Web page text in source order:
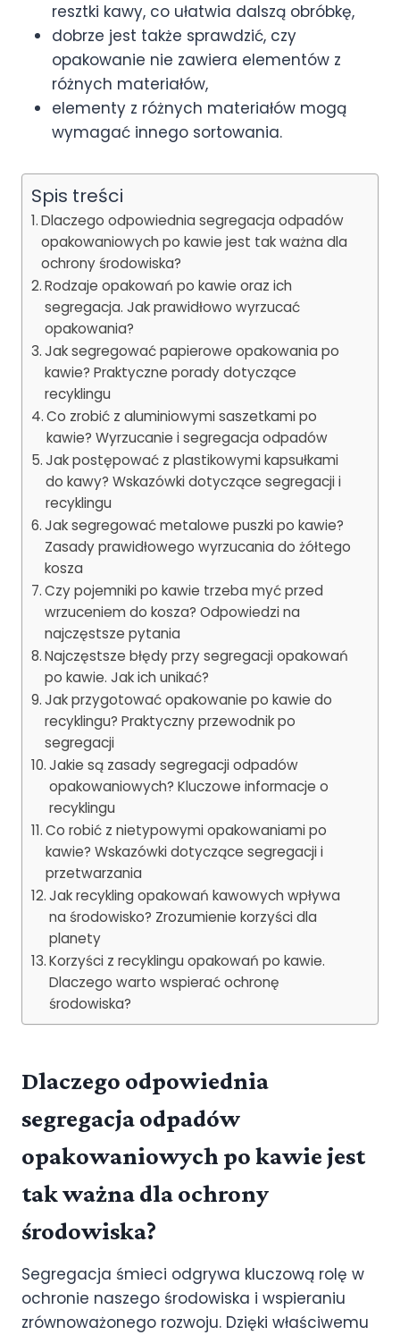
resztki kawy, co ułatwia dalszą obróbkę,
dobrze jest także sprawdzić, czy
opakowanie nie zawiera elementów z
różnych materiałów,
elementy z różnych materiałów mogą
wymagać innego sortowania.
Spis treści
Dlaczego odpowiednia segregacja odpadów
opakowaniowych po kawie jest tak ważna dla
ochrony środowiska?
Rodzaje opakowań po kawie oraz ich
segregacja. Jak prawidłowo wyrzucać
opakowania?
Jak segregować papierowe opakowania po
kawie? Praktyczne porady dotyczące
recyklingu
Co zrobić z aluminiowymi saszetkami po
kawie? Wyrzucanie i segregacja odpadów
Jak postępować z plastikowymi kapsułkami
do kawy? Wskazówki dotyczące segregacji i
recyklingu
Jak segregować metalowe puszki po kawie?
Zasady prawidłowego wyrzucania do żółtego
kosza
Czy pojemniki po kawie trzeba myć przed
wrzuceniem do kosza? Odpowiedzi na
najczęstsze pytania
Najczęstsze błędy przy segregacji opakowań
po kawie. Jak ich unikać?
Jak przygotować opakowanie po kawie do
recyklingu? Praktyczny przewodnik po
segregacji
Jakie są zasady segregacji odpadów
opakowaniowych? Kluczowe informacje o
recyklingu
Co robić z nietypowymi opakowaniami po
kawie? Wskazówki dotyczące segregacji i
przetwarzania
Jak recykling opakowań kawowych wpływa
na środowisko? Zrozumienie korzyści dla
planety
Korzyści z recyklingu opakowań po kawie.
Dlaczego warto wspierać ochronę
środowiska?
Dlaczego odpowiednia
segregacja odpadów
opakowaniowych po kawie jest
tak ważna dla ochrony
środowiska?
Segregacja śmieci odgrywa kluczową rolę w
ochronie naszego środowiska i wspieraniu
zrównoważonego rozwoju. Dzięki właściwemu